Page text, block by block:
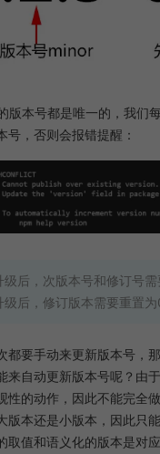
本号都是唯一的，我们每
号，否则会报错提醒：
级后，次版本号和修订号
后，修订版本需要重置为
要手动来更新版本号，那
来自动更新版本号呢？由
性的动作，因此不能完全
版本还是小版本，因此只
取值和语义化的版本是对